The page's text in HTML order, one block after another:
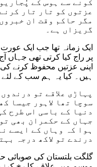
کونے سے ہوس کے
عزتوں کو تار تار
مگر حاکم وقت ان
گریزاں ہے۔
ایک زمانہ تھا جب ایک
پر راج کیا کرتی تھی جہاں
اپنی عزتیں محفوظ کرنے
ہیں۔ کیا یہ ہم سب کے
پہاڑی علاقے تو
سوچا تھا لاہور جیسا
دنیا کے باسی اس طرح
جہاں کے حکمران بھی
ہوا کہ وہاں کے ایسے
درندے تو لاکھ درجہ
گلگت بلتستان کی